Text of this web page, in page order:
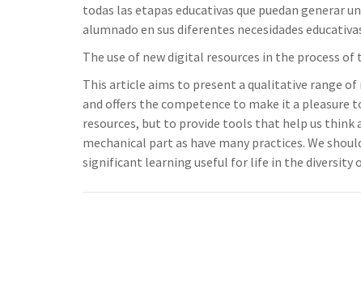
todas las etapas educativas que puedan generar
alumnado en sus diferentes necesidades
The use of new digital resources in the process
This article aims to present a qualitative range
and offers the competence to make it a pleasure
resources, but to provide tools that help us
mechanical part as have many practices. We
significant learning useful for life in the diversity